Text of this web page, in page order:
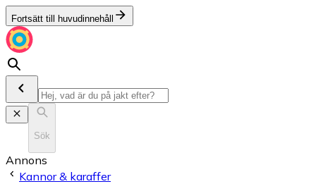
Fortsätt till huvudinnehåll
Sök
Annons
Kannor & karaffer